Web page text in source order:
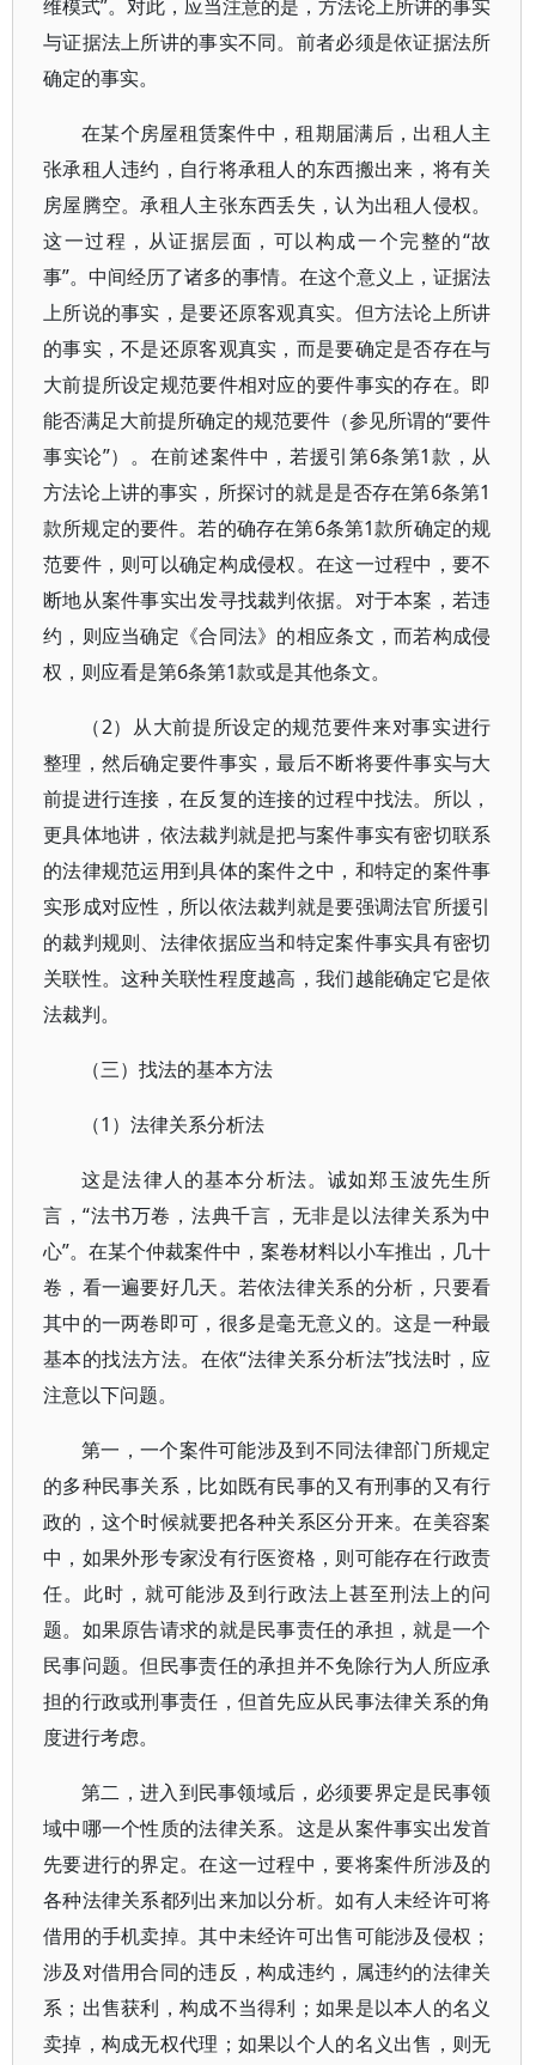
维模式”。对此，应当注意的是，方法论上所讲的事实
与证据法上所讲的事实不同。前者必须是依证据法所
确定的事实。
在某个房屋租赁案件中，租期届满后，出租人主
张承租人违约，自行将承租人的东西搬出来，将有关
房屋腾空。承租人主张东西丢失，认为出租人侵权。
这一过程，从证据层面，可以构成一个完整的“故
事”。中间经历了诸多的事情。在这个意义上，证据法
上所说的事实，是要还原客观真实。但方法论上所讲
的事实，不是还原客观真实，而是要确定是否存在与
大前提所设定规范要件相对应的要件事实的存在。即
能否满足大前提所确定的规范要件（参见所谓的“要件
事实论”）。在前述案件中，若援引第6条第1款，从
方法论上讲的事实，所探讨的就是是否存在第6条第1
款所规定的要件。若的确存在第6条第1款所确定的规
范要件，则可以确定构成侵权。在这一过程中，要不
断地从案件事实出发寻找裁判依据。对于本案，若违
约，则应当确定《合同法》的相应条文，而若构成侵
权，则应看是第6条第1款或是其他条文。
（2）从大前提所设定的规范要件来对事实进行
整理，然后确定要件事实，最后不断将要件事实与大
前提进行连接，在反复的连接的过程中找法。所以，
更具体地讲，依法裁判就是把与案件事实有密切联系
的法律规范运用到具体的案件之中，和特定的案件事
实形成对应性，所以依法裁判就是要强调法官所援引
的裁判规则、法律依据应当和特定案件事实具有密切
关联性。这种关联性程度越高，我们越能确定它是依
法裁判。
（三）找法的基本方法
（1）法律关系分析法
这是法律人的基本分析法。诚如郑玉波先生所
言，“法书万卷，法典千言，无非是以法律关系为中
心”。在某个仲裁案件中，案卷材料以小车推出，几十
卷，看一遍要好几天。若依法律关系的分析，只要看
其中的一两卷即可，很多是毫无意义的。这是一种最
基本的找法方法。在依“法律关系分析法”找法时，应
注意以下问题。
第一，一个案件可能涉及到不同法律部门所规定
的多种民事关系，比如既有民事的又有刑事的又有行
政的，这个时候就要把各种关系区分开来。在美容案
中，如果外形专家没有行医资格，则可能存在行政责
任。此时，就可能涉及到行政法上甚至刑法上的问
题。如果原告请求的就是民事责任的承担，就是一个
民事问题。但民事责任的承担并不免除行为人所应承
担的行政或刑事责任，但首先应从民事法律关系的角
度进行考虑。
第二，进入到民事领域后，必须要界定是民事领
域中哪一个性质的法律关系。这是从案件事实出发首
先要进行的界定。在这一过程中，要将案件所涉及的
各种法律关系都列出来加以分析。如有人未经许可将
借用的手机卖掉。其中未经许可出售可能涉及侵权；
涉及对借用合同的违反，构成违约，属违约的法律关
系；出售获利，构成不当得利；如果是以本人的名义
卖掉，构成无权代理；如果以个人的名义出售，则无